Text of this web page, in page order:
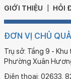
GIỚI THIỆU HỎI
ĐƠN VỊ CHỦ
Trụ sở: Tầng 9 -
Phường Xuân
Điện thoại: 02633.